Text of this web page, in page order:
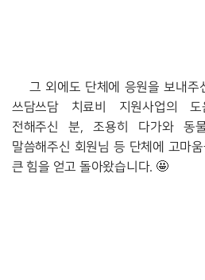
그 외에도 단체에 응원을 보내주
쓰담쓰담 치료비 지원사업의
전해주신 분, 조용히 다가와 동
말씀해주신 회원님 등 단체에 고마
큰 힘을 얻고 돌아왔습니다. 🤩